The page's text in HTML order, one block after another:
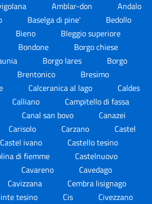
Amblar-don
Andalo
Baselga di pine'
Bedollo
Bieno
Bleggio superiore
Bondone
Borgo chiese
Borgo lares
Borgo
Brentonico
Bresimo
Calceranica al lago
Caldes
Calliano
Campitello di fassa
Canal san bovo
Canazei
Carisolo Carzano
Castel
Castel ivano
Castello tesino
di fiemme
Castelnuovo
Cavareno
Cavedago
Cavizzana
Cembra lisignago
tesino Cis
Civezzano